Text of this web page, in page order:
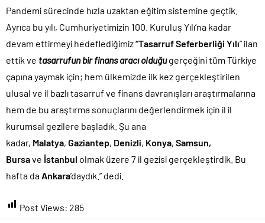
Pandemi sürecinde hızla uzaktan eğitim sistemine geçtik.
Ayrıca bu yılı, Cumhuriyetimizin 100. Kuruluş Yılı’na kadar
devam ettirmeyi hedeflediğimiz“Tasarruf Seferberliği Yılı” ilan
ettik ve tasarrufun bir finans aracı olduğugerçeğini tüm Türkiye
çapına yaymak için; hem ülkemizde ilk kez gerçekleştirilen
ulusal ve il bazlı tasarruf ve finans davranışları araştırmalarına
hem de bu araştırma sonuçlarını değerlendirmek için il il
kurumsal gezilere başladık. Şu ana
kadar, Malatya, Gaziantep, Denizli, Konya, Samsun,
Bursave İstanbul olmak üzere 7 il gezisi gerçekleştirdik. Bu
hafta da Ankara’daydık.” dedi.
Post Views: 285